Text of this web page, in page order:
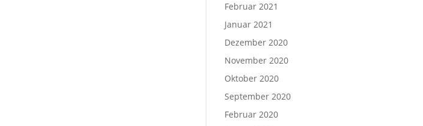
Februar 2021
Januar 2021
Dezember 2020
November 2020
Oktober 2020
September 2020
Februar 2020